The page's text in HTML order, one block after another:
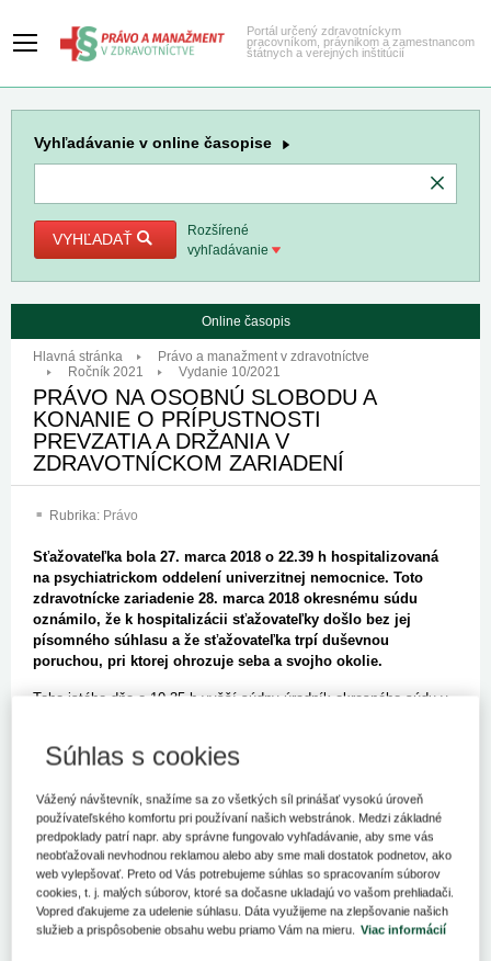
Portál určený zdravotníckym
pracovníkom, právnikom a zamestnancom
štátnych a verejných inštitúcií
Vyhľadávanie v online časopise
VYHĽADAŤ
Rozšírené
vyhľadávanie
Online časopis
Hlavná stránka
Právo a manažment v zdravotníctve
Ročník 2021
Vydanie 10/2021
PRÁVO NA OSOBNÚ SLOBODU A
KONANIE O PRÍPUSTNOSTI
PREVZATIA A DRŽANIA V
ZDRAVOTNÍCKOM ZARIADENÍ
Rubrika: Právo
Sťažovateľka bola 27. marca 2018 o 22.39 h hospitalizovaná
na psychiatrickom oddelení univerzitnej nemocnice. Toto
zdravotnícke zariadenie 28. marca 2018 okresnému súdu
oznámilo, že k hospitalizácii sťažovateľky došlo bez jej
písomného súhlasu a že sťažovateľka trpí duševnou
poruchou, pri ktorej ohrozuje seba a svojho okolie.
Toho istého dňa o 10.35 h vyšší súdny úradník okresného súdu v
technické vybavenie nevyhotovil z úkonu zvukový záznam, (ii)
vzhľadom na vyjadrenie ošetrujúceho lekára upustil od výsluchu
sťažovateľky) a (iii) oboznámil sa so zdravotnou dokumentáciou
sťažovateľky. Následne sťažovateľku vzhliadol. Z výsluchu
lekárky je zrejmé, že sťažovateľka bola do zdravotníckeho
zariadenia privezená rýchlou zdravotnou pomocou na účely
traumatologického vyšetrenia, no následne nechcela opustiť
priestory centrálneho príjmu, kde mala demolovať zariadenie a
podať trestné oznámenie na neurologické oddelenie. V
Súhlas s cookies
Vážený návštevník, snažíme sa zo všetkých síl prinášať vysokú úroveň
používateľského komfortu pri používaní našich webstránok. Medzi základné
predpoklady patrí napr. aby správne fungovalo vyhľadávanie, aby sme vás
neobťažovali nevhodnou reklamou alebo aby sme mali dostatok podnetov, ako
web vylepšovať. Preto od Vás potrebujeme súhlas so spracovaním súborov
cookies, t. j. malých súborov, ktoré sa dočasne ukladajú vo vašom prehliadači.
Vopred ďakujeme za udelenie súhlasu. Dáta využijeme na zlepšovanie našich
služieb a prispôsobenie obsahu webu priamo Vám na mieru. Viac informácií